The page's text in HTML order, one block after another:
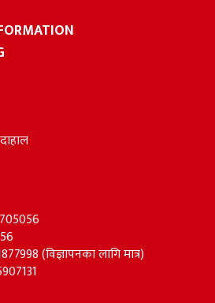
(विज्ञापनका लागि मात्र)